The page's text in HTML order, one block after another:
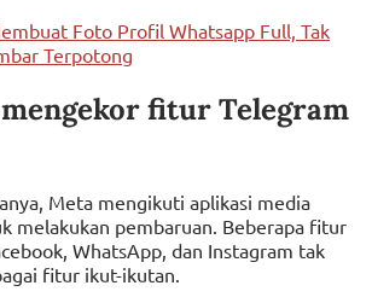
Foto Profil Whatsapp Full, Tak
Terpotong
fitur Telegram
Meta mengikuti aplikasi media
melakukan pembaruan. Beberapa fitur
WhatsApp, dan Instagram tak
fitur ikut-ikutan.